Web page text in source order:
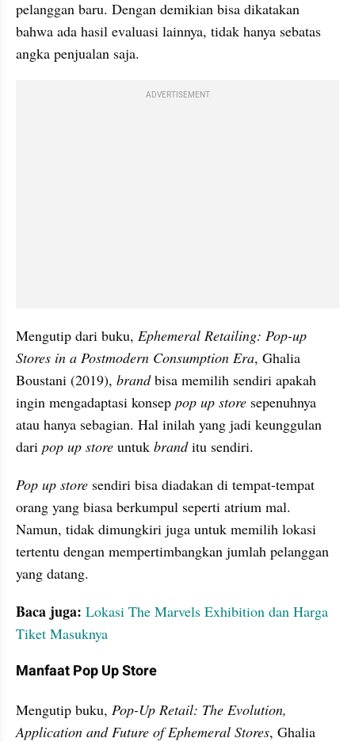
pelanggan baru. Dengan demikian bisa dikatakan
bahwa ada hasil evaluasi lainnya, tidak hanya sebatas
angka penjualan saja.
ADVERTISEMENT
Mengutip dari buku, Ephemeral Retailing: Pop-up
Stores in a Postmodern Consumption Era, Ghalia
Boustani (2019), brand bisa memilih sendiri apakah
ingin mengadaptasi konsep pop up store sepenuhnya
atau hanya sebagian. Hal inilah yang jadi keunggulan
dari pop up store untuk brand itu sendiri.
Pop up store sendiri bisa diadakan di tempat-tempat
orang yang biasa berkumpul seperti atrium mal.
Namun, tidak dimungkiri juga untuk memilih lokasi
tertentu dengan mempertimbangkan jumlah pelanggan
yang datang.
Baca juga: Lokasi The Marvels Exhibition dan Harga
Tiket Masuknya
Manfaat Pop Up Store
Mengutip buku, Pop-Up Retail: The Evolution,
Application and Future of Ephemeral Stores, Ghalia